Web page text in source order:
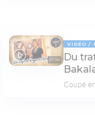
27:56
VIDÉO
Du
Coupé